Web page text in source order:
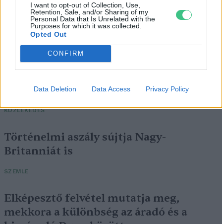
I want to opt-out of Collection, Use,
Retention, Sale, and/or Sharing of my
Personal Data that Is Unrelated with the
Purposes for which it was collected.
Opted Out
CONFIRM
Data Deletion Data Access Privacy Policy
elektromos repülőjáratok Európában
KÖZLEKEDÉS
Történelmi aszály sújtja Nagy-
Britanniát is
SZEMLE
Elképesztő felvétel mutatja meg,
mekkora a különbség az áradó és a